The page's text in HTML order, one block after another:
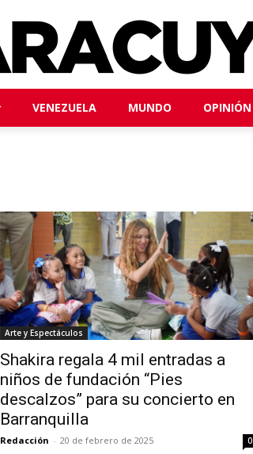
VENEZUELA MUNDO OPINIÓN
Arte y Espectáculos
Shakira regala 4 mil entradas a
niños de fundación “Pies
descalzos” para su concierto en
Barranquilla
Redacción - 20 de febrero de 2025 0